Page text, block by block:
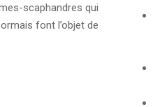
scaphandres qui
font l’objet de